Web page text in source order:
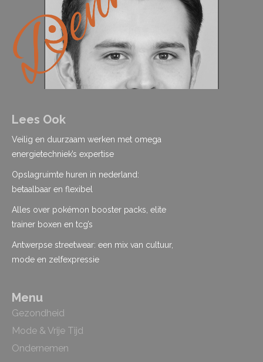
Lees Ook
Veilig en duurzaam werken met omega
energietechniek’s expertise
Opslagruimte huren in nederland:
betaalbaar en flexibel
Alles over pokémon booster packs, elite
trainer boxen en tcg’s
Antwerpse streetwear: een mix van cultuur,
mode en zelfexpressie
Menu
Gezondheid
Mode & Vrije Tijd
Ondernemen